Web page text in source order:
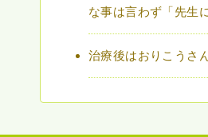
な事は言わず「先生
治療後はおりこうさ